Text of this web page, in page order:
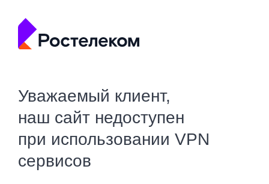
Уважаемый клиент,
наш сайт недоступен
при использовании VPN
сервисов